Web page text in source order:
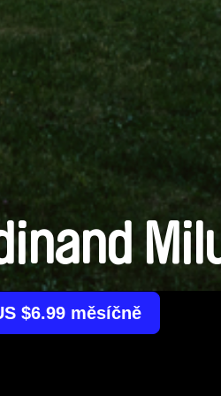
$6.99 měsíčně